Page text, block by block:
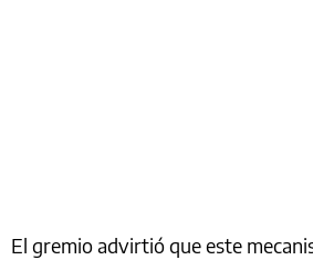
El gremio advirtió que este